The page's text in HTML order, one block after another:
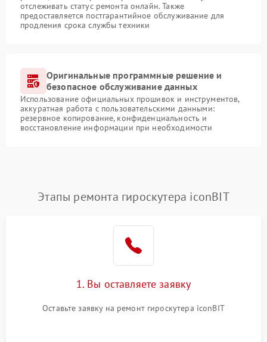
отслеживать статус ремонта онлайн. Также
предоставляется постгарантийное обслуживание для
продления срока службы техники
Оригинальные программные решение и
безопасное обслуживание данных
Использование официальных прошивок и инструментов,
аккуратная работа с пользовательскими данными:
резервное копирование, конфиденциальность и
восстановление информации при необходимости
Этапы ремонта гироскутера iconBIT
1. Вы оставляете заявку
Оставьте заявку на ремонт гироскутера iconBIT